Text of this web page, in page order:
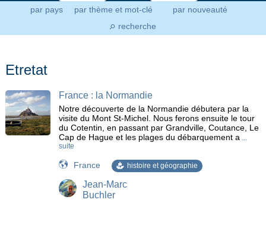
par pays par thème et mot-clé par nouveauté
⚲ recherche
Etretat
France : la Normandie
Notre découverte de la Normandie débutera par la
visite du Mont St-Michel. Nous ferons ensuite le tour
du Cotentin, en passant par Grandville, Coutance, Le
Cap de Hague et les plages du débarquement a
suite
France histoire et géographie
Jean-Marc
Buchler